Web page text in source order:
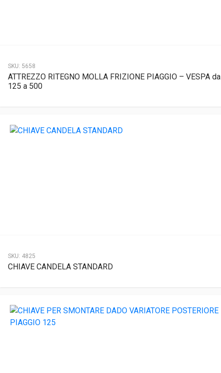
SKU: 5658
ATTREZZO RITEGNO MOLLA FRIZIONE PIAGGIO – VESPA da
125 a 500
SKU: 4825
CHIAVE CANDELA STANDARD